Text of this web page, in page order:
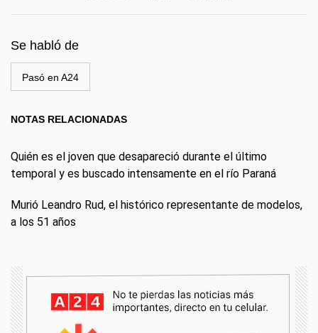
Se habló de
Pasó en A24
NOTAS RELACIONADAS
Quién es el joven que desapareció durante el último
temporal y es buscado intensamente en el río Paraná
Murió Leandro Rud, el histórico representante de modelos,
a los 51 años